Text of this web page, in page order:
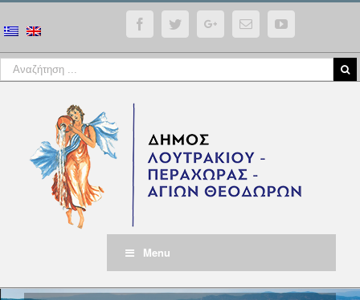
FacebookTwitterGoogle+Email YouTube
Menu